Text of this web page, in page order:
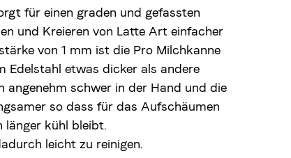
für einen graden und gefassten
und Kreieren von Latte Art einfacher
von 1 mm ist die Pro Milchkanne
Edelstahl etwas dicker als andere
angenehm schwer in der Hand und die
so dass für das Aufschäumen
länger kühl bleibt.
leicht zu reinigen.